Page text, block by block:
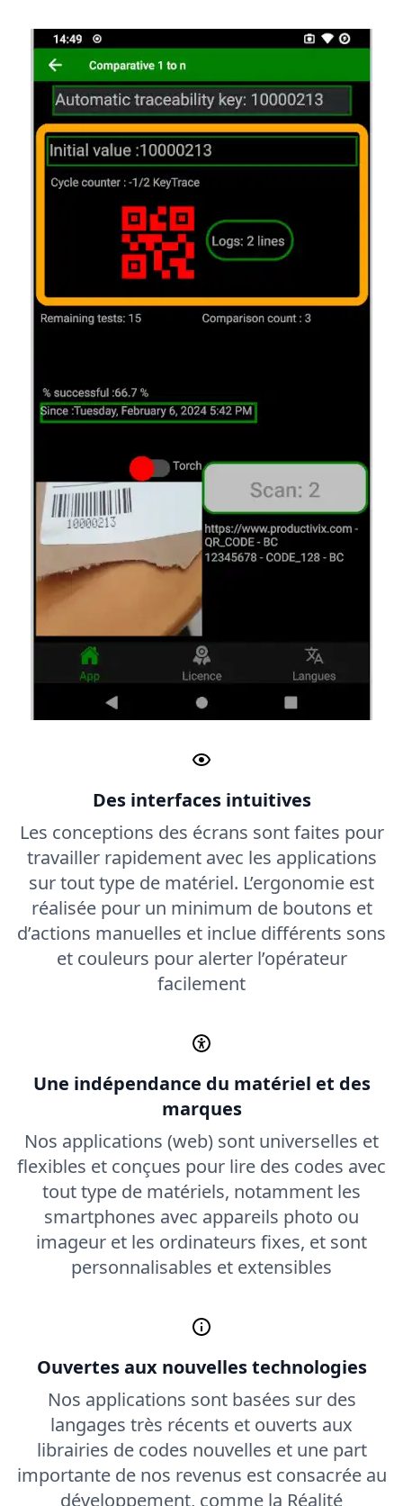
Des interfaces intuitives
Les conceptions des écrans sont faites pour
travailler rapidement avec les applications
sur tout type de matériel. L’ergonomie est
réalisée pour un minimum de boutons et
d’actions manuelles et inclue différents sons
et couleurs pour alerter l’opérateur
facilement
Une indépendance du matériel et des
marques
Nos applications (web) sont universelles et
flexibles et conçues pour lire des codes avec
tout type de matériels, notamment les
smartphones avec appareils photo ou
imageur et les ordinateurs fixes, et sont
personnalisables et extensibles
Ouvertes aux nouvelles technologies
Nos applications sont basées sur des
langages très récents et ouverts aux
librairies de codes nouvelles et une part
importante de nos revenus est consacrée au
développement, comme la Réalité